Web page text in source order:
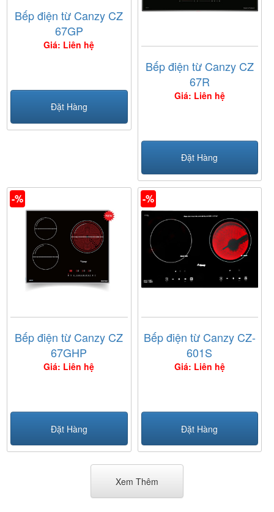
Bếp điện từ Canzy CZ
67GP
Giá: Liên hệ
Đặt Hàng
Bếp điện từ Canzy CZ
67R
Giá: Liên hệ
Đặt Hàng
-%
Bếp điện từ Canzy CZ
67GHP
Giá: Liên hệ
Đặt Hàng
-%
Bếp điện từ Canzy CZ-
601S
Giá: Liên hệ
Đặt Hàng
Xem Thêm